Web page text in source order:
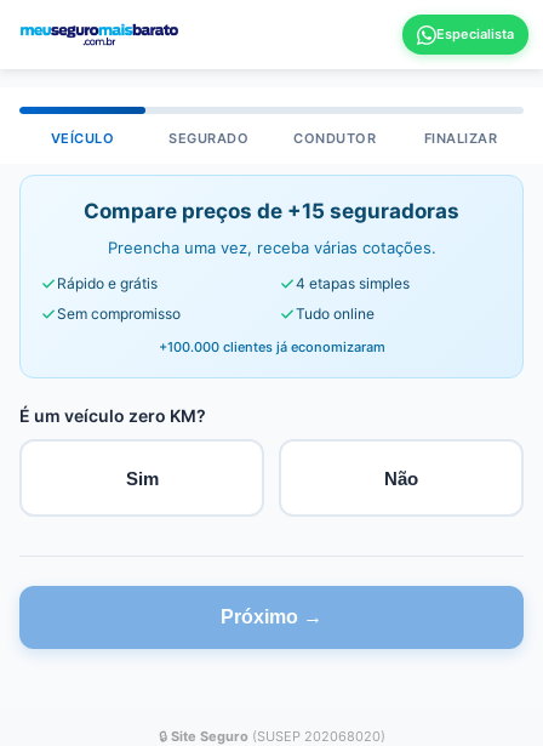
VEÍCULO SEGURADO CONDUTOR FINALIZAR
Compare preços de +15 seguradoras
Preencha uma vez, receba várias cotações.
Rápido e grátis
4 etapas simples
Sem compromisso
Tudo online
+100.000 clientes já economizaram
É um veículo zero KM?
Sim Não
Próximo →
🔒 Site Seguro (SUSEP 202068020)